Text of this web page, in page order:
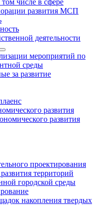
числе в сфере
развития МСП
деятельности
мероприятий по
среды
за развитие
развития
развития
проектирования
территорий
городской среды
накопления твердых